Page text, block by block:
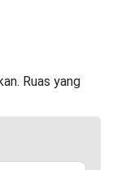
Ruas yang